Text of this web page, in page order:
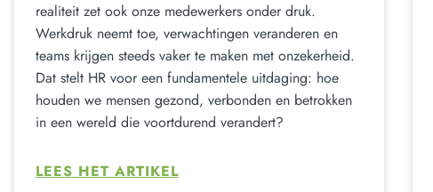
realiteit zet ook onze medewerkers onder druk.
Werkdruk neemt toe, verwachtingen veranderen en
teams krijgen steeds vaker te maken met onzekerheid.
Dat stelt HR voor een fundamentele uitdaging: hoe
houden we mensen gezond, verbonden en betrokken
in een wereld die voortdurend verandert?
LEES HET ARTIKEL